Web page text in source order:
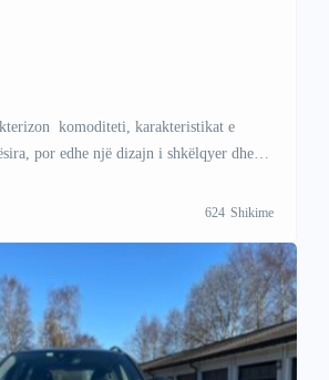
komoditeti, karakteristikat e
por edhe një dizajn i shkëlqyer dhe
624 Shikime